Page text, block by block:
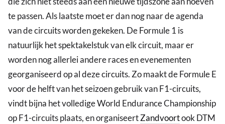
te passen. Als laatste moet er dan nog naar de agenda
van de circuits worden gekeken. De Formule 1 is
natuurlijk het spektakelstuk van elk circuit, maar er
worden nog allerlei andere races en evenementen
georganiseerd op al deze circuits. Zo maakt de Formule E
voor de helft van het seizoen gebruik van F1-circuits,
vindt bijna het volledige World Endurance Championship
op F1-circuits plaats, en organiseertZandvoortook DTM